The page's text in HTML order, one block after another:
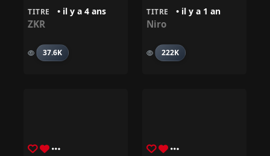
TITRE • il y a 4 ans
ZKR
37.6K
TITRE • il y a 1 an
Niro
222K